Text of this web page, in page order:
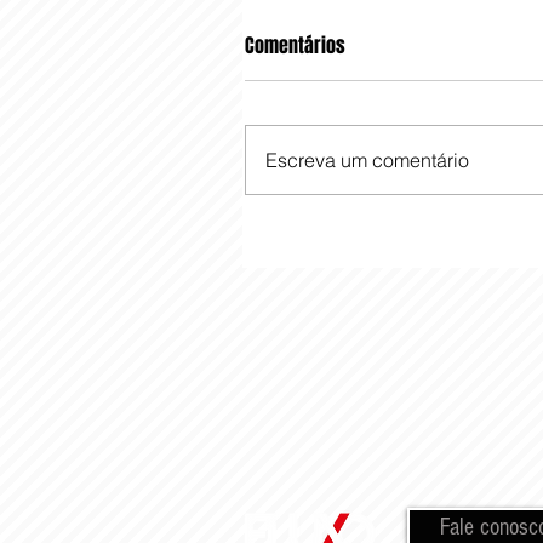
Comentários
Escreva um comentário
Fale